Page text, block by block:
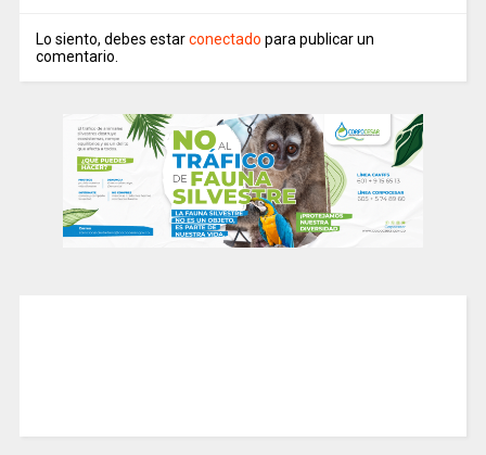
Lo siento, debes estarconectado para publicar un
comentario.